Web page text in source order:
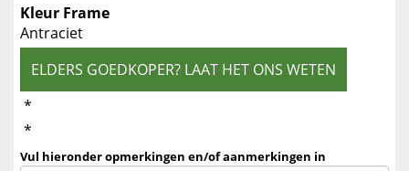
Kleur Frame
Antraciet
ELDERS GOEDKOPER? LAAT HET ONS WETEN
*
*
Vul hieronder opmerkingen en/of aanmerkingen in